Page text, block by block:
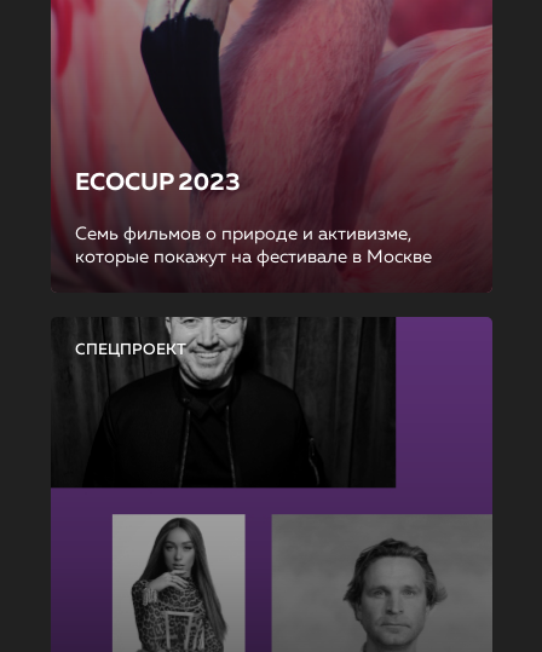
ECOCUP 2023
Семь фильмов о природе и активизме,
которые покажут на фестивале в Москве
СПЕЦПРОЕКТ